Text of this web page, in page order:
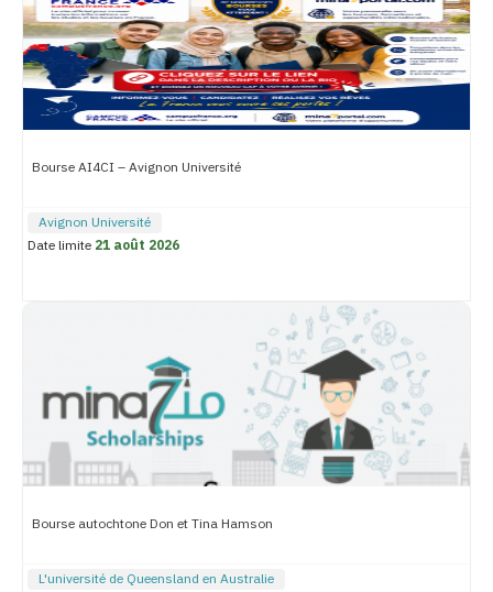
Bourse AI4CI – Avignon Université
Avignon Université
Date limite 21 août 2026
Bourse autochtone Don et Tina Hamson
L'université de Queensland en Australie